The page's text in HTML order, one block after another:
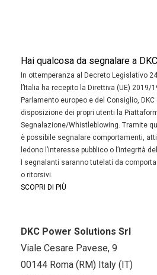
Hai qualcosa da segnalare a
In ottemperanza al Decreto Legislativo
l’Italia ha recepito la Direttiva (UE) 2019/
Parlamento europeo e del Consiglio,
disposizione dei propri utenti la
Segnalazione/Whistleblowing. Tramite
è possibile segnalare comportamenti,
ledono l’interesse pubblico o l’integrità
I segnalanti saranno tutelati da
o ritorsivi.
SCOPRI DI PIÙ
DKC Power Solutions Srl
Viale Cesare Pavese, 9
00144 Roma (RM) Italy (IT)